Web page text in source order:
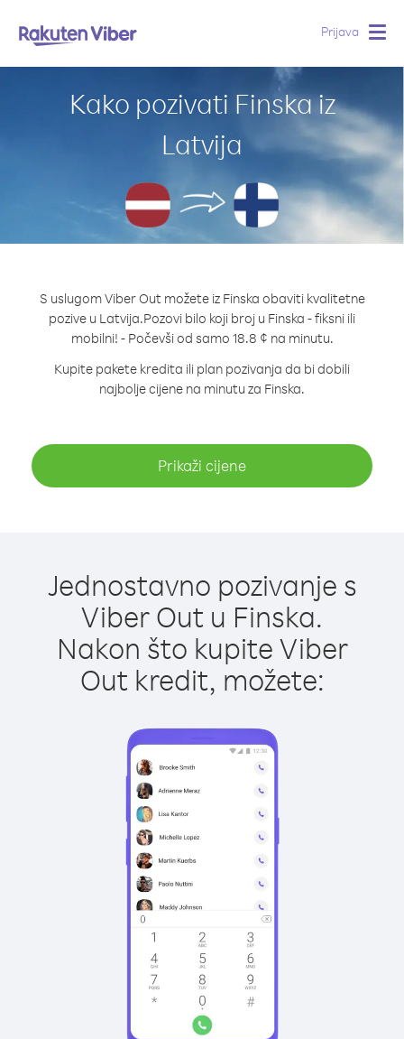
Prijava
Kako pozivati Finska iz
Latvija
S uslugom Viber Out možete iz Finska obaviti kvalitetne
pozive u Latvija.Pozovi bilo koji broj u Finska - fiksni ili
mobilni! - Počevši od samo 18.8 ¢ na minutu.
Kupite pakete kredita ili plan pozivanja da bi dobili
najbolje cijene na minutu za Finska.
Prikaži cijene
Jednostavno pozivanje s
Viber Out u Finska.
Nakon što kupite Viber
Out kredit, možete: